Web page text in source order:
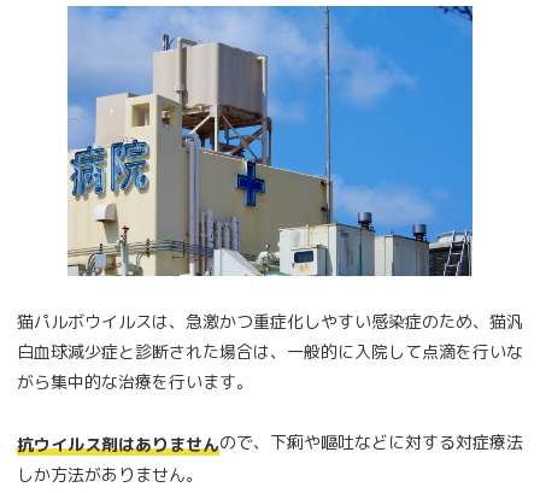
猫パルボウイルスは、急激かつ重症化しやすい感染症のため、猫汎
白血球減少症と診断された場合は、一般的に入院して点滴を行いな
がら集中的な治療を行います。
抗ウイルス剤はありませんので、下痢や嘔吐などに対する対症療法
しか方法がありません。